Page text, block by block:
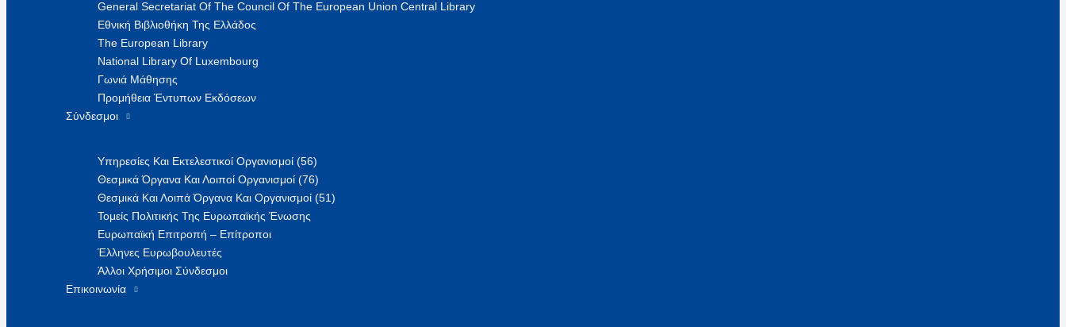
General Secretariat Of The Council Of The European Union Central Library
Εθνική Βιβλιοθήκη Της Ελλάδος
The European Library
National Library Of Luxembourg
Γωνιά Μάθησης
Προμήθεια Έντυπων Εκδόσεων
Σύνδεσμοι
Υπηρεσίες Και Εκτελεστικοί Οργανισμοί (56)
Θεσμικά Όργανα Και Λοιποί Οργανισμοί (76)
Θεσμικά Και Λοιπά Όργανα Και Οργανισμοί (51)
Τομείς Πολιτικής Της Ευρωπαϊκής Ένωσης
Ευρωπαϊκή Επιτροπή – Επίτροποι
Έλληνες Ευρωβουλευτές
Άλλοι Χρήσιμοι Σύνδεσμοι
Επικοινωνία